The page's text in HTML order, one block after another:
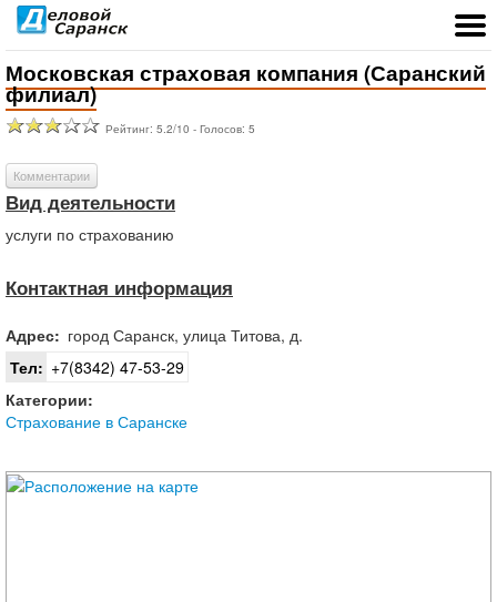
Московская страховая компания (Саранский
филиал)
Рейтинг: 5.2/10 - Голосов: 5
Комментарии
Вид деятельности
услуги по страхованию
Контактная информация
Адрес: город Саранск, улица Титова, д.
Тел: +7(8342) 47-53-29
Категории:
Страхование в Саранске